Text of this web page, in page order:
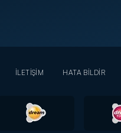
İLETİŞİM HATA BİLDİR